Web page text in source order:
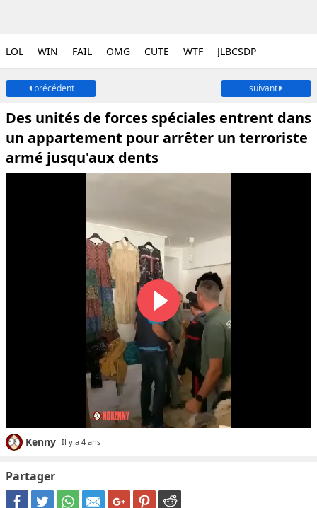
LOL WIN FAIL OMG CUTE WTF JLBCSDP
précédent suivant
Des unités de forces spéciales entrent dans
un appartement pour arrêter un terroriste
armé jusqu'aux dents
Kenny Il y a 4 ans
Partager